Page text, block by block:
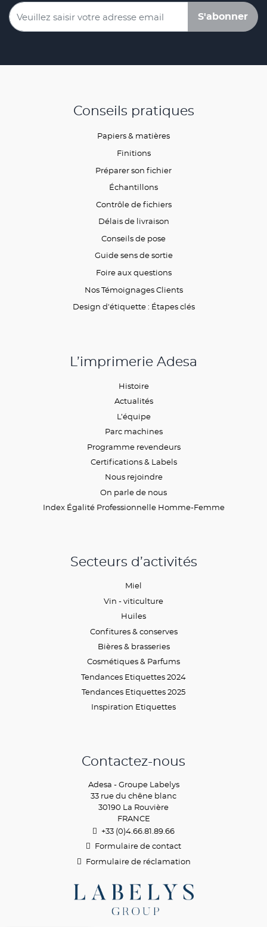
S'abonner
Conseils pratiques
Papiers & matières
Finitions
Préparer son fichier
Échantillons
Contrôle de fichiers
Délais de livraison
Conseils de pose
Guide sens de sortie
Foire aux questions
Nos Témoignages Clients
Design d'étiquette : Étapes clés
L’imprimerie Adesa
Histoire
Actualités
L’équipe
Parc machines
Programme revendeurs
Certifications & Labels
Nous rejoindre
On parle de nous
Index Égalité Professionnelle Homme-Femme
Secteurs d’activités
Miel
Vin - viticulture
Huiles
Confitures & conserves
Bières & brasseries
Cosmétiques & Parfums
Tendances Etiquettes 2024
Tendances Etiquettes 2025
Inspiration Etiquettes
Contactez-nous
Adesa - Groupe Labelys
33 rue du chêne blanc
30190 La Rouvière
FRANCE
+33 (0)4.66.81.89.66
Formulaire de contact
Formulaire de réclamation